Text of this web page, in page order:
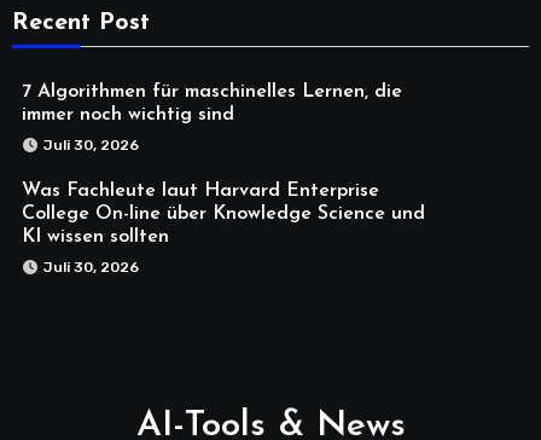
Recent Post
7 Algorithmen für maschinelles Lernen, die
immer noch wichtig sind
Juli 30, 2026
Was Fachleute laut Harvard Enterprise
College On-line über Knowledge Science und
KI wissen sollten
Juli 30, 2026
AI-Tools & News